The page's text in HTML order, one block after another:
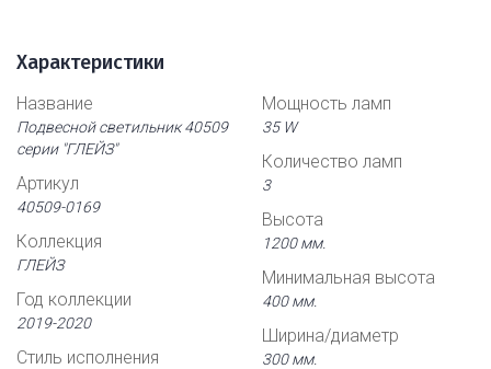
Характеристики
Название
Подвесной светильник 40509
серии "ГЛЕЙЗ"
Артикул
40509-0169
Коллекция
ГЛЕЙЗ
Год коллекции
2019-2020
Стиль исполнения
Мощность ламп
35 W
Количество ламп
3
Высота
1200 мм.
Минимальная высота
400 мм.
Ширина/диаметр
300 мм.